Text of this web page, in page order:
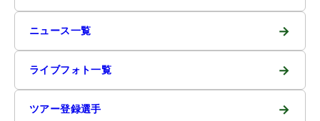
ニュース一覧 →
ライブフォト一覧 →
ツアー登録選手 →